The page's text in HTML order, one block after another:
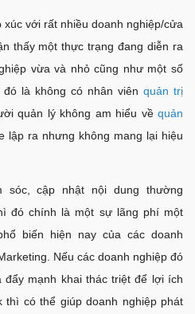
với rất nhiều doanh nghiệp/cửa
thấy một thực trạng đang diễn ra
vừa và nhỏ cũng như một số
là không có nhân viên quản trị
quản lý không am hiểu về quản
lập ra nhưng không mang lại hiệu
sóc, cập nhật nội dung thường
đó chính là một sự lãng phí một
biến hiện nay của các doanh
Nếu các doanh nghiệp đó
mạnh khai thác triệt để lợi ích
thì có thể giúp doanh nghiệp phát